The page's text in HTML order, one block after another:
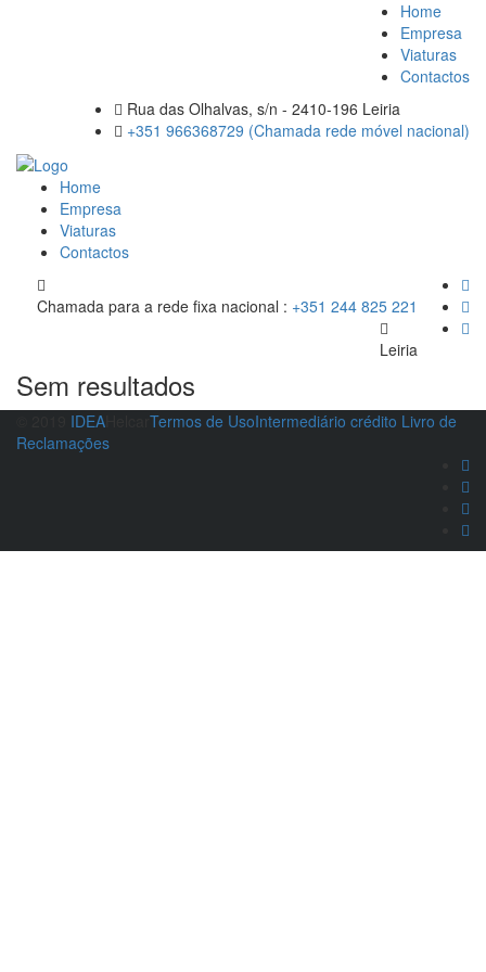
Home
Empresa
Viaturas
Contactos
Rua das Olhalvas, s/n - 2410-196 Leiria
+351 966368729 (Chamada rede móvel nacional)
Home
Empresa
Viaturas
Contactos
Chamada para a rede fixa nacional : +351 244 825 221
Leiria
Sem resultados
IDEA Termos de UsoIntermediário crédito Livro de
Reclamações